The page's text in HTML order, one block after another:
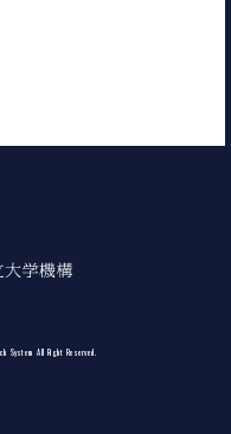
System All Right Reserved.